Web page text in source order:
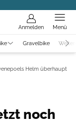
Anmelden Menü
Gravelbike
Helm überhaupt
noch